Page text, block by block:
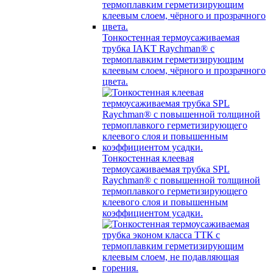
Тонкостенная термоусаживаемая
трубка IAKT Raychman® с
термоплавким герметизирующим
клеевым слоем, чёрного и прозрачного
цвета.
Тонкостенная клеевая
термоусаживаемая трубка SPL
Raychman® с повышенной толщиной
термоплавкого герметизирующего
клеевого слоя и повышенным
коэффициентом усадки.